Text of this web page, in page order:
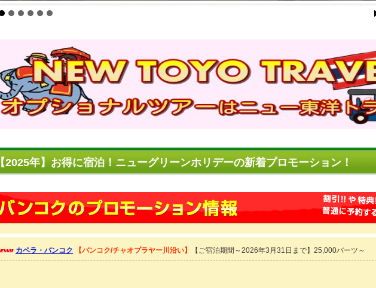
【2025年】お得に宿泊！ニューグリーンホリデーの新着プロモーション！
カペラ・バンコク 【バンコク/チャオプラヤー川沿い】 【ご宿泊期間～2026年3月31日まで】25,000バーツ～